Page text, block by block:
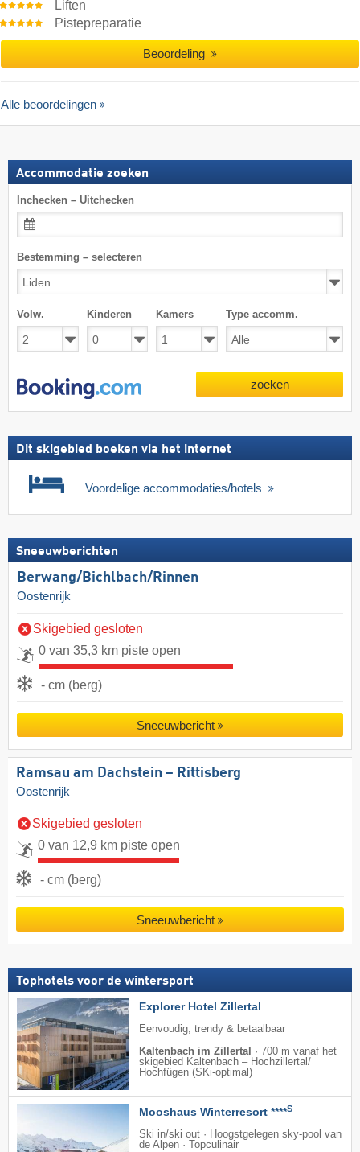
Liften
Pistepreparatie
Beoordeling
Alle beoordelingen
Accommodatie zoeken
Inchecken – Uitchecken
Bestemming – selecteren
Volw. Kinderen Kamers Type accomm.
zoeken
Dit skigebied boeken via het internet
Voordelige accommodaties/hotels
Sneeuwberichten
Berwang/​Bichlbach/​Rinnen
Oostenrijk
Skigebied gesloten
0 van 35,3 km piste open
- cm (berg)
Sneeuwbericht
Ramsau am Dachstein – Rittisberg
Oostenrijk
Skigebied gesloten
0 van 12,9 km piste open
- cm (berg)
Sneeuwbericht
Tophotels voor de wintersport
Explorer Hotel Zillertal
Eenvoudig, trendy & betaalbaar
Kaltenbach im Zillertal · 700 m vanaf het
skigebied Kaltenbach – Hochzillertal/​
Hochfügen (SKi-optimal)
Mooshaus Winterresort ****S
Ski in/ski out · Hoogstgelegen sky-pool van
de Alpen · Topculinair